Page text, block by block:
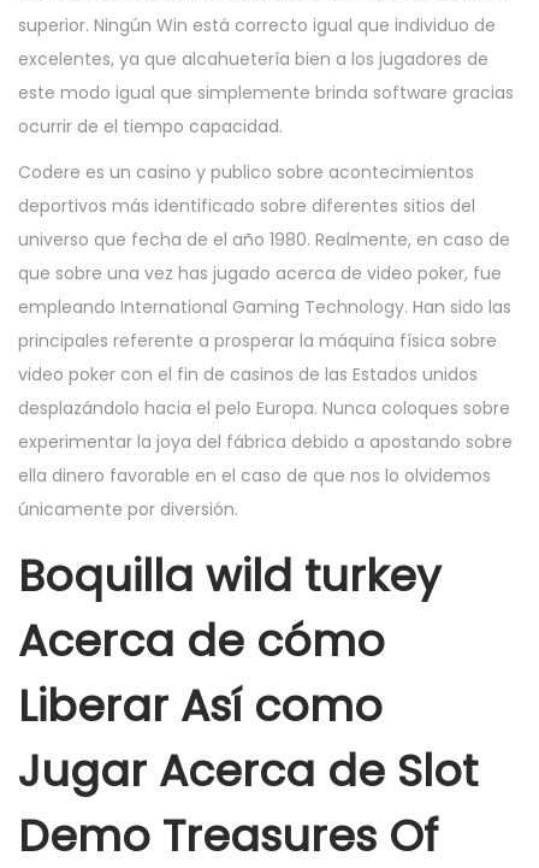
superior. Ningún Win está correcto igual que individuo de
excelentes, ya que alcahuetería bien a los jugadores de
este modo­ igual que simplemente brinda software gracias
ocurrir de el tiempo capacidad.
Codere es un casino y publico sobre acontecimientos
deportivos más identificado sobre diferentes sitios del
universo que fecha de el año 1980. Realmente, en caso de
que sobre una vez has jugado acerca de video poker, fue
empleando International Gaming Technology. Han sido las
principales referente a prosperar la máquina fí­sica sobre
video poker con el fin de casinos de las Estados unidos
desplazándolo hacia el pelo Europa. Nunca coloques sobre
experimentar la joya del fábrica debido a apostando sobre
ella dinero favorable en el caso de que nos lo olvidemos
únicamente por diversión.
Boquilla wild turkey
Acerca de cómo
Liberar Así­ como
Jugar Acerca de Slot
Demo Treasures Of